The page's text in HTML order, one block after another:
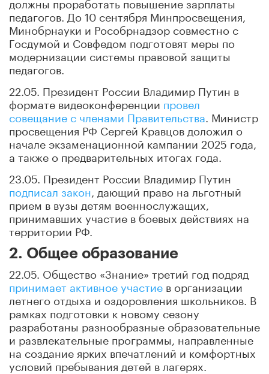
педагогов. До 10 сентября Минпросвещения,
Минобрнауки и Рособрнадзор совместно с
Госдумой и Совфедом подготовят меры по
модернизации системы правовой защиты
педагогов.
22.05. Президент России Владимир Путин в
формате видеоконференциипровел
совещание с членами Правительства . Министр
просвещения РФ Сергей Кравцов доложил о
начале экзаменационной кампании 2025 года,
а также о предварительных итогах года.
23.05. Президент России Владимир Путин
подписал закон , дающий право на льготный
прием в вузы детям военнослужащих,
принимавших участие в боевых действиях на
территории РФ.
2. Общее образование
22.05. Общество «Знание» третий год подряд
принимает активное участие в организации
летнего отдыха и оздоровления школьников. В
рамках подготовки к новому сезону
разработаны разнообразные образовательные
и развлекательные программы, направленные
на создание ярких впечатлений и комфортных
условий пребывания детей в лагерях.